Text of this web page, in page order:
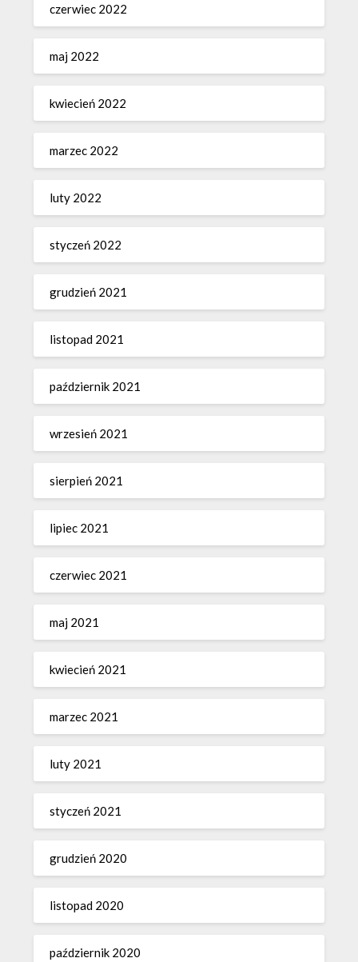
czerwiec 2022
maj 2022
kwiecień 2022
marzec 2022
luty 2022
styczeń 2022
grudzień 2021
listopad 2021
październik 2021
wrzesień 2021
sierpień 2021
lipiec 2021
czerwiec 2021
maj 2021
kwiecień 2021
marzec 2021
luty 2021
styczeń 2021
grudzień 2020
listopad 2020
październik 2020